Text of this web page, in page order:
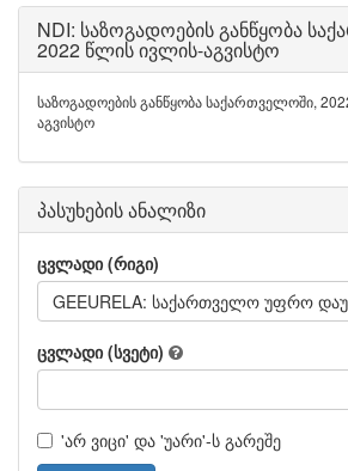
NDI: საზოგადოების განწყობა
2022 წლის ივლის-აგვისტო
საზოგადოების განწყობა საქართველოში,
აგვისტო
პასუხების ანალიზი
ცვლადი (რიგი)
GEEURELA: საქართველო უფრო
ცვლადი (სვეტი)
'არ ვიცი' და 'უარი'-ს გარეშე